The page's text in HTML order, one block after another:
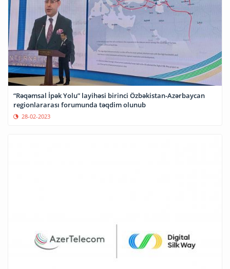
“Rəqəmsal İpək Yolu” layihəsi birinci Özbəkistan-Azərbaycan
regionlararası forumunda təqdim olunub
28-02-2023